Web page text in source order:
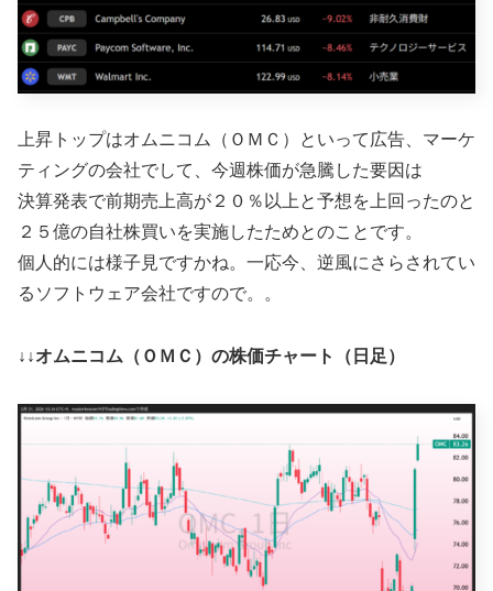
上昇トップはオムニコム（ＯＭＣ）といって広告、マーケ
ティングの会社でして、今週株価が急騰した要因は
決算発表で前期売上高が２０％以上と予想を上回ったのと
２５億の自社株買いを実施したためとのことです。
個人的には様子見ですかね。一応今、逆風にさらされてい
るソフトウェア会社ですので。。
↓↓オムニコム（ＯＭＣ）の株価チャート（日足）